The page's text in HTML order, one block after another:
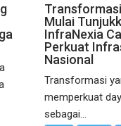
Mulai
InfraNexia
Perkuat
Nasional
Transformasi
memperkuat
sebagai...